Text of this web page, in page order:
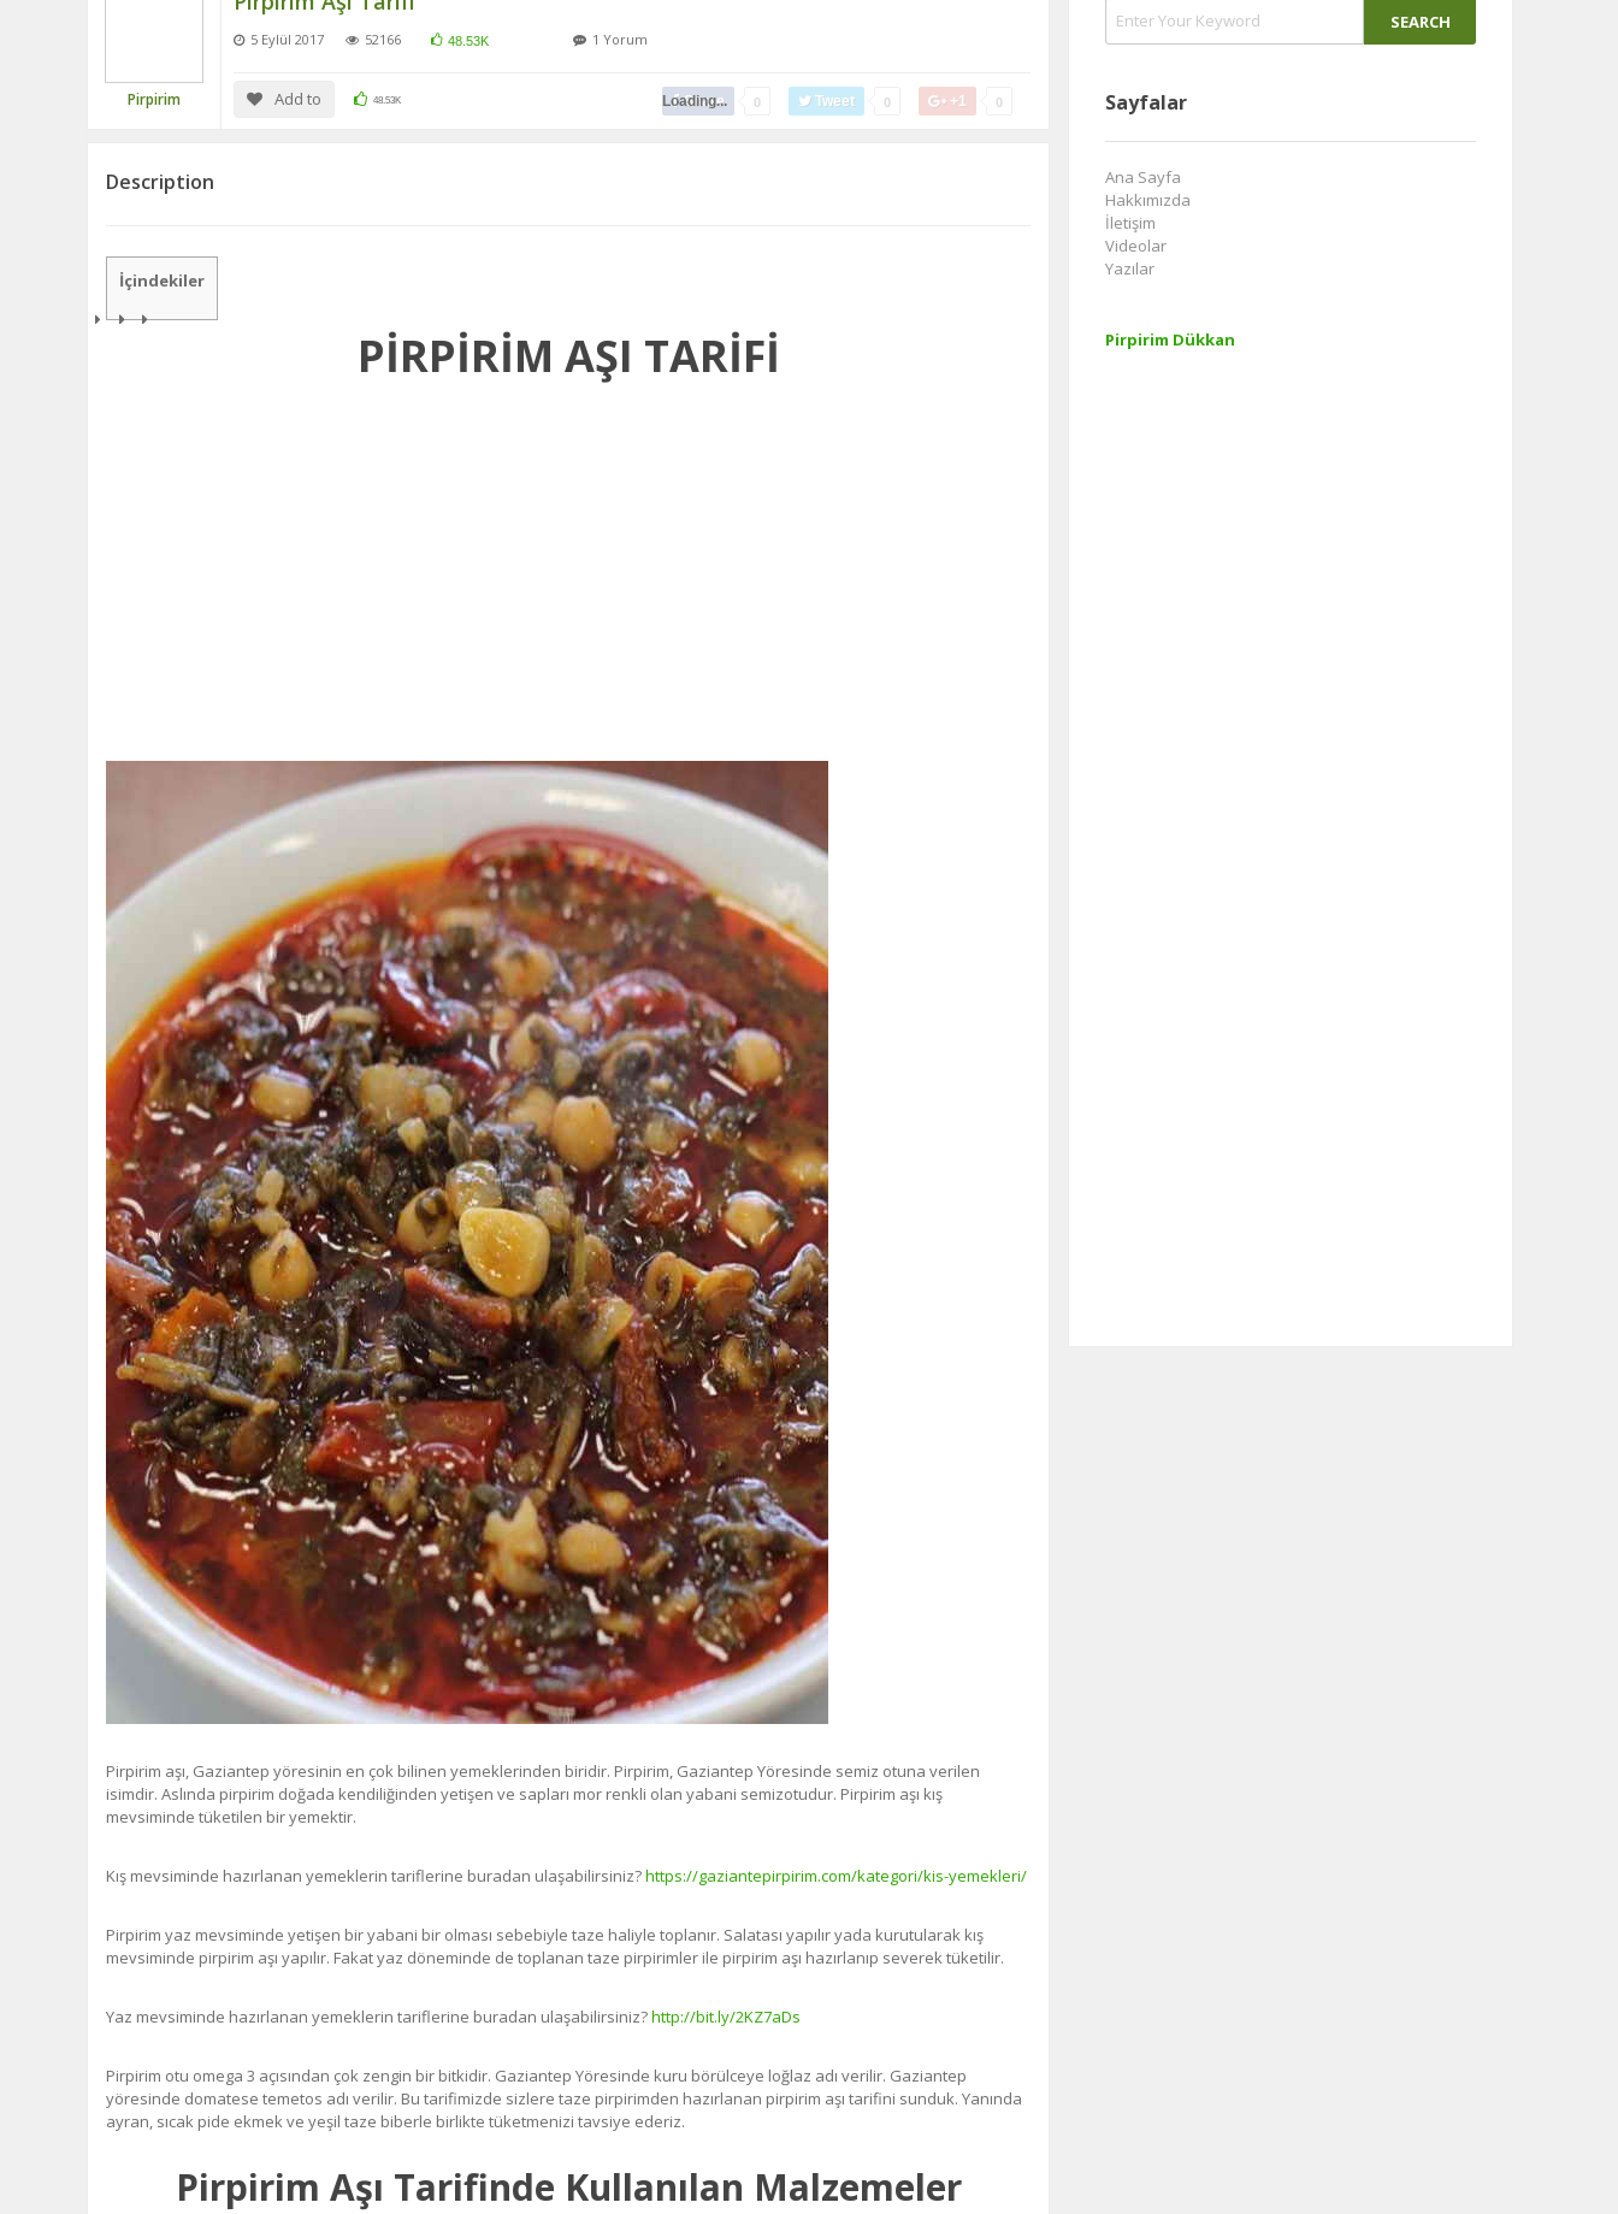
Pirpirim
5 Eylül 2017 52166 48.53K 1 Yorum
Add to 48.53K Share 0 Tweet 0 +1 0
Loading...
Description
İçindekiler
PİRPİRİM AŞI TARİFİ
Pirpirim aşı, Gaziantep yöresinin en çok bilinen yemeklerinden biridir. Pirpirim, Gaziantep Yöresinde semiz otuna verilen
isimdir. Aslında pirpirim doğada kendiliğinden yetişen ve sapları mor renkli olan yabani semizotudur. Pirpirim aşı kış
mevsiminde tüketilen bir yemektir.
Kış mevsiminde hazırlanan yemeklerin tariflerine buradan ulaşabilirsiniz?https://gaziantepirpirim.com/kategori/kis-yemekleri/
Pirpirim yaz mevsiminde yetişen bir yabani bir olması sebebiyle taze haliyle toplanır. Salatası yapılır yada kurutularak kış
mevsiminde pirpirim aşı yapılır. Fakat yaz döneminde de toplanan taze pirpirimler ile pirpirim aşı hazırlanıp severek tüketilir.
Yaz mevsiminde hazırlanan yemeklerin tariflerine buradan ulaşabilirsiniz?http://bit.ly/2KZ7aDs
Pirpirim otu omega 3 açısından çok zengin bir bitkidir. Gaziantep Yöresinde kuru börülceye loğlaz adı verilir. Gaziantep
yöresinde domatese temetos adı verilir. Bu tarifimizde sizlere taze pirpirimden hazırlanan pirpirim aşı tarifini sunduk. Yanında
ayran, sıcak pide ekmek ve yeşil taze biberle birlikte tüketmenizi tavsiye ederiz.
Pirpirim Aşı Tarifinde Kullanılan Malzemeler
Sayfalar
Ana Sayfa
Hakkımızda
İletişim
Videolar
Yazılar
Pirpirim Dükkan